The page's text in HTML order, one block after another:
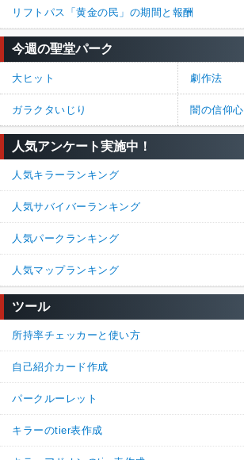
リフトパス「黄金の民」の期間と報酬
今週の聖堂パーク
大ヒット 劇作法
ガラクタいじり 闇の信仰心
人気アンケート実施中！
人気キラーランキング
人気サバイバーランキング
人気パークランキング
人気マップランキング
ツール
所持率チェッカーと使い方
自己紹介カード作成
パークルーレット
キラーのtier表作成